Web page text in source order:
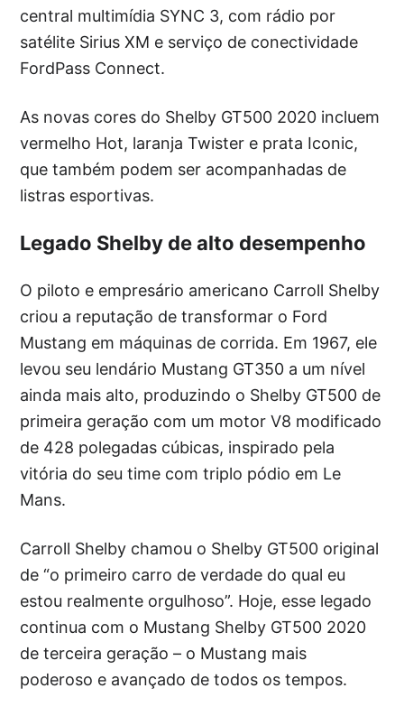
central multimídia SYNC 3, com rádio por
satélite Sirius XM e serviço de conectividade
FordPass Connect.
As novas cores do Shelby GT500 2020 incluem
vermelho Hot, laranja Twister e prata Iconic,
que também podem ser acompanhadas de
listras esportivas.
Legado Shelby de alto desempenho
O piloto e empresário americano Carroll Shelby
criou a reputação de transformar o Ford
Mustang em máquinas de corrida. Em 1967, ele
levou seu lendário Mustang GT350 a um nível
ainda mais alto, produzindo o Shelby GT500 de
primeira geração com um motor V8 modificado
de 428 polegadas cúbicas, inspirado pela
vitória do seu time com triplo pódio em Le
Mans.
Carroll Shelby chamou o Shelby GT500 original
de “o primeiro carro de verdade do qual eu
estou realmente orgulhoso”. Hoje, esse legado
continua com o Mustang Shelby GT500 2020
de terceira geração – o Mustang mais
poderoso e avançado de todos os tempos.